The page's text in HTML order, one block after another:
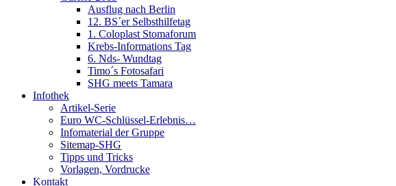
Ausflug nach Berlin
12. BS´er Selbsthilfetag
1. Coloplast Stomaforum
Krebs-Informations Tag
6. Nds- Wundtag
Timo´s Fotosafari
SHG meets Tamara
Infothek
Artikel-Serie
Euro WC-Schlüssel-Erlebnis…
Infomaterial der Gruppe
Sitemap-SHG
Tipps und Tricks
Vorlagen, Vordrucke
Kontakt